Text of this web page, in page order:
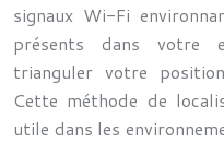
signaux Wi-Fi
présents dans votre
trianguler votre
Cette méthode de
utile dans les